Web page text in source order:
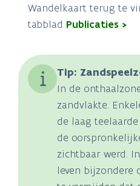
Wandelkaart terug te
tabblad Publicaties >
Tip:
In de
zandvlakte.
de laag
de
zichtbaar werd.
leven bijzondere